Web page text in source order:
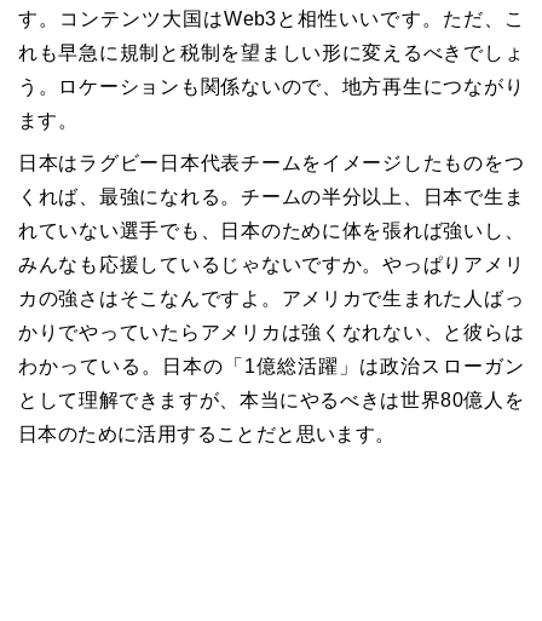
す。コンテンツ大国はWeb3と相性いいです。ただ、こ
れも早急に規制と税制を望ましい形に変えるべきでしょ
う。ロケーションも関係ないので、地方再生につながり
ます。
日本はラグビー日本代表チームをイメージしたものをつ
くれば、最強になれる。チームの半分以上、日本で生ま
れていない選手でも、日本のために体を張れば強いし、
みんなも応援しているじゃないですか。やっぱりアメリ
カの強さはそこなんですよ。アメリカで生まれた人ばっ
かりでやっていたらアメリカは強くなれない、と彼らは
わかっている。日本の「1億総活躍」は政治スローガン
として理解できますが、本当にやるべきは世界80億人を
日本のために活用することだと思います。